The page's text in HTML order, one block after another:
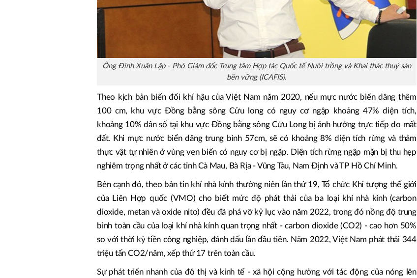
Ông Đinh Xuân Lập - Phó Giám đốc Trung tâm Hợp tác Quốc tế Nuôi trồng và Khai thác thuỷ sản
bền vững (ICAFIS).
Theo kịch bản biến đổi khí hậu của Việt Nam năm 2020, nếu mực nước biển dâng thêm
100 cm, khu vực Đồng bằng sông Cửu long có nguy cơ ngập khoảng 47% diện tích,
khoảng 10% dân số tại khu vực Đồng bằng sông Cửu Long bị ảnh hưởng trực tiếp do mất
đất. Khi mực nước biển dâng trung bình 57cm, sẽ có khoảng 8% diện tích rừng và thảm
thực vật tự nhiên ở vùng ven biển có nguy cơ bị ngập. Diện tích rừng ngập mặn bị thu hẹp
nghiêm trọng nhất ở các tỉnh Cà Mau, Bà Rịa - Vũng Tàu, Nam Định và TP Hồ Chí Minh.
Bên cạnh đó, theo bản tin khí nhà kính thường niên lần thứ 19, Tổ chức Khí tượng thế giới
của Liên Hợp quốc (VMO) cho biết mức độ phát thải của ba loại khí nhà kính (carbon
dioxide, metan và oxide nito) đều đã phá vỡ kỷ lục vào năm 2022, trong đó nồng độ trung
bình toàn cầu của loại khí nhà kính quan trọng nhất - carbon dioxide (CO2) - cao hơn 50%
so với thời kỳ tiền công nghiệp, đánh dấu lần đầu tiên. Năm 2022, Việt Nam phát thải 344
triệu tấn CO2/năm, xếp thứ 17 trên toàn cầu.
Sự phát triển nhanh của đô thị và kinh tế - xã hội cộng hưởng với tác động của nóng lên